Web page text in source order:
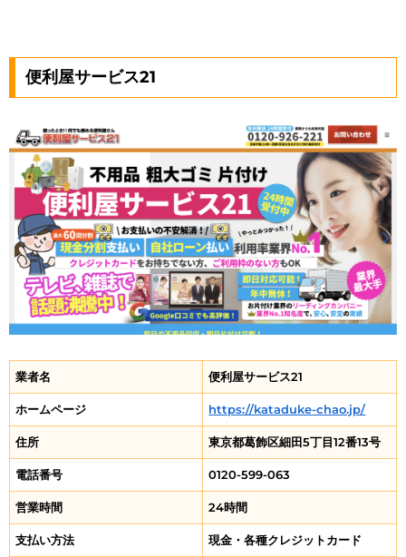
便利屋サービス21
業者名 便利屋サービス21
ホームページ https://kataduke-chao.jp/
住所 東京都葛飾区細田5丁目12番13号
電話番号 0120-599-063
営業時間 24時間
支払い方法 現金・各種クレジットカード